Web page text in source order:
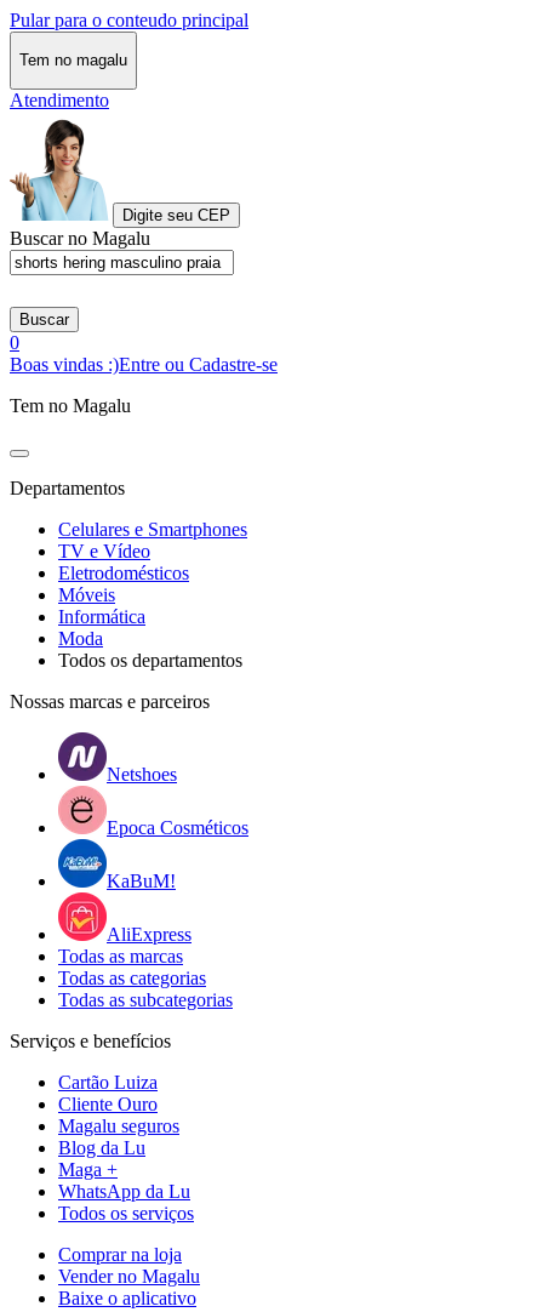
Pular para o conteudo principal
Tem no magalu
Atendimento
Digite seu CEP
Buscar no Magalu
Buscar
0
Boas vindas :)Entre ou Cadastre-se
Tem no Magalu
Departamentos
Celulares e Smartphones
TV e Vídeo
Eletrodomésticos
Móveis
Informática
Moda
Todos os departamentos
Nossas marcas e parceiros
Netshoes
Epoca Cosméticos
KaBuM!
AliExpress
Todas as marcas
Todas as categorias
Todas as subcategorias
Serviços e benefícios
Cartão Luiza
Cliente Ouro
Magalu seguros
Blog da Lu
Maga +
WhatsApp da Lu
Todos os serviços
Comprar na loja
Vender no Magalu
Baixe o aplicativo